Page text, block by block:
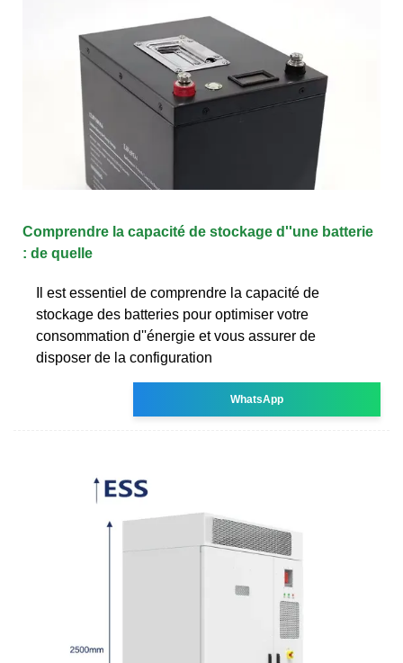
Comprendre la capacité de stockage d''une batterie
: de quelle
Il est essentiel de comprendre la capacité de
stockage des batteries pour optimiser votre
consommation d''énergie et vous assurer de
disposer de la configuration
WhatsApp